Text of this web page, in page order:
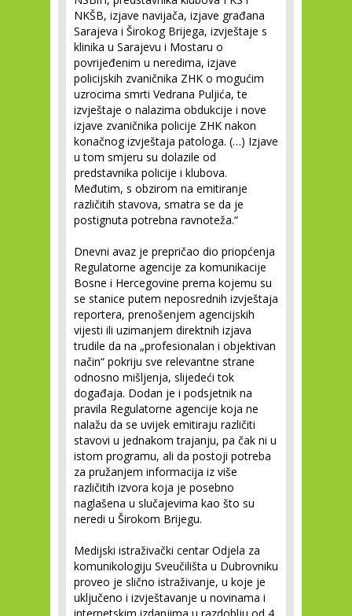
NKŠB, izjave navijača, izjave građana
Sarajeva i Širokog Brijega, izvještaje s
klinika u Sarajevu i Mostaru o
povrijeđenim u neredima, izjave
policijskih zvaničnika ZHK o mogućim
uzrocima smrti Vedrana Puljića, te
izvještaje o nalazima obdukcije i nove
izjave zvaničnika policije ZHK nakon
konačnog izvještaja patologa. (…) Izjave
u tom smjeru su dolazile od
predstavnika policije i klubova.
Međutim, s obzirom na emitiranje
različitih stavova, smatra se da je
postignuta potrebna ravnoteža.“
Dnevni avaz je prepričao dio priopćenja
Regulatorne agencije za komunikacije
Bosne i Hercegovine prema kojemu su
se stanice putem neposrednih izvještaja
reportera, prenošenjem agencijskih
vijesti ili uzimanjem direktnih izjava
trudile da na „profesionalan i objektivan
način“ pokriju sve relevantne strane
odnosno mišljenja, slijedeći tok
događaja. Dodan je i podsjetnik na
pravila Regulatorne agencije koja ne
nalažu da se uvijek emitiraju različiti
stavovi u jednakom trajanju, pa čak ni u
istom programu, ali da postoji potreba
za pružanjem informacija iz više
različitih izvora koja je posebno
naglašena u slučajevima kao što su
neredi u Širokom Brijegu.
Medijski istraživački centar Odjela za
komunikologiju Sveučilišta u Dubrovniku
proveo je slično istraživanje, u koje je
uključeno i izvještavanje u novinama i